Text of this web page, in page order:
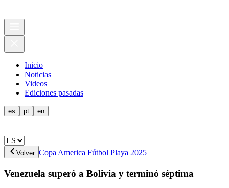
Inicio
Noticias
Videos
Ediciones pasadas
es pt en
Volver Copa America Fútbol Playa 2025
Venezuela superó a Bolivia y terminó séptima